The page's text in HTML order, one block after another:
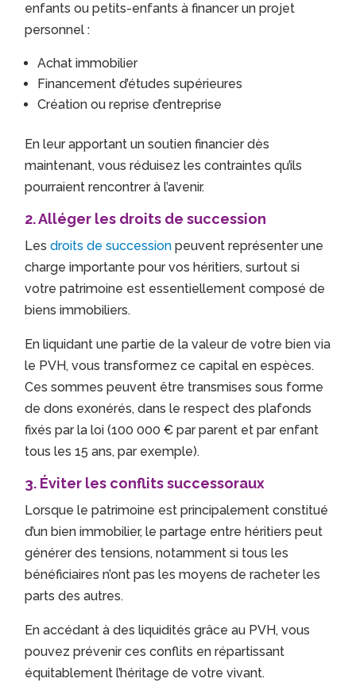
enfants ou petits-enfants à financer un projet
personnel :
Achat immobilier
Financement d’études supérieures
Création ou reprise d’entreprise
En leur apportant un soutien financier dès
maintenant, vous réduisez les contraintes qu’ils
pourraient rencontrer à l’avenir.
2.Alléger les droits de succession
Lesdroits de succession peuvent représenter une
charge importante pour vos héritiers, surtout si
votre patrimoine est essentiellement composé de
biens immobiliers.
En liquidant une partie de la valeur de votre bien via
le PVH, vous transformez ce capital en espèces.
Ces sommes peuvent être transmises sous forme
de dons exonérés, dans le respect des plafonds
fixés par la loi (100 000 € par parent et par enfant
tous les 15 ans, par exemple).
3. Éviter les conflits successoraux
Lorsque le patrimoine est principalement constitué
d’un bien immobilier, le partage entre héritiers peut
générer des tensions, notamment si tous les
bénéficiaires n’ont pas les moyens de racheter les
parts des autres.
En accédant à des liquidités grâce au PVH, vous
pouvez prévenir ces conflits en répartissant
équitablement l’héritage de votre vivant.